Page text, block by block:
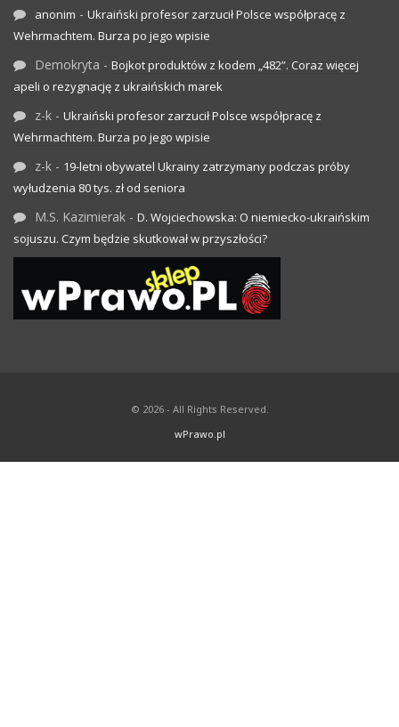
anonim - Ukraiński profesor zarzucił Polsce współpracę z
Wehrmachtem. Burza po jego wpisie
Demokryta - Bojkot produktów z kodem „482”. Coraz więcej
apeli o rezygnację z ukraińskich marek
z-k - Ukraiński profesor zarzucił Polsce współpracę z
Wehrmachtem. Burza po jego wpisie
z-k - 19-letni obywatel Ukrainy zatrzymany podczas próby
wyłudzenia 80 tys. zł od seniora
M.S. Kazimierak - D. Wojciechowska: O niemiecko-ukraińskim
sojuszu. Czym będzie skutkował w przyszłości?
© 2026 - All Rights Reserved.
wPrawo.pl